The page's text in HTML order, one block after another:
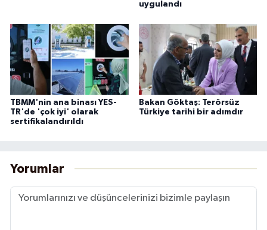
uygulandı
TBMM'nin ana binası YES-
TR'de 'çok iyi' olarak
sertifikalandırıldı
Bakan Göktaş: Terörsüz
Türkiye tarihi bir adımdır
Yorumlar